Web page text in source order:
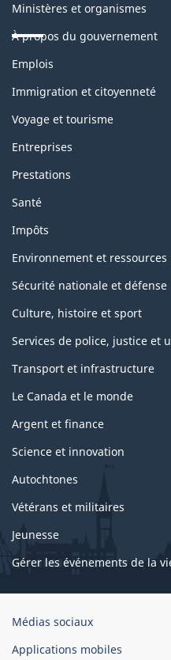
Ministères et organismes
À propos du gouvernement
Thèmes
sujets
Emplois
Immigration et citoyenneté
Voyage et tourisme
Entreprises
Prestations
Santé
Impôts
Environnement et
Sécurité nationale et défense
Culture, histoire et sport
Services de police, justice et
Transport et infrastructure
Le Canada et le monde
Argent et finance
Science et innovation
Autochtones
Vétérans et militaires
Jeunesse
Gérer les événements de la
Organisation
gouvernement
Médias sociaux
Applications mobiles